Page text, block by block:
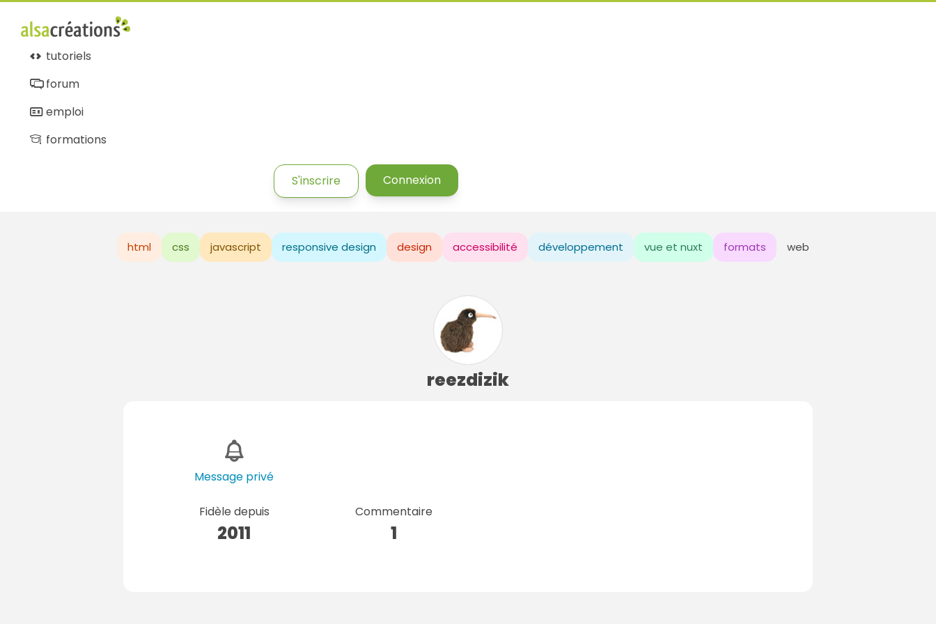
tutoriels
forum
emploi
formations
S'inscrire Connexion
html css javascript responsive design design accessibilité développement vue et nuxt formats web
reezdizik
Message privé
Fidèle depuis
2011
Commentaire
1